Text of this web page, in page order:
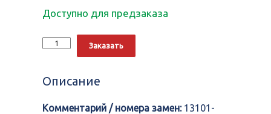
Доступно для предзаказа
Количество
Поршни
ALFIN
13101-
Заказать
Описание
Комментарий / номера замен:13101-